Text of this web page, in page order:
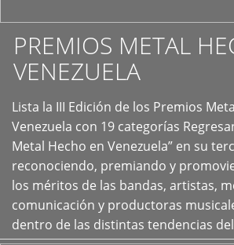
PREMIOS METAL
VENEZUELA
Lista la III Edición de los Premios
Venezuela con 19 categorías
Metal Hecho en Venezuela” en su
reconociendo, premiando y
los méritos de las bandas, artistas,
comunicación y productoras
dentro de las distintas tendencias
+